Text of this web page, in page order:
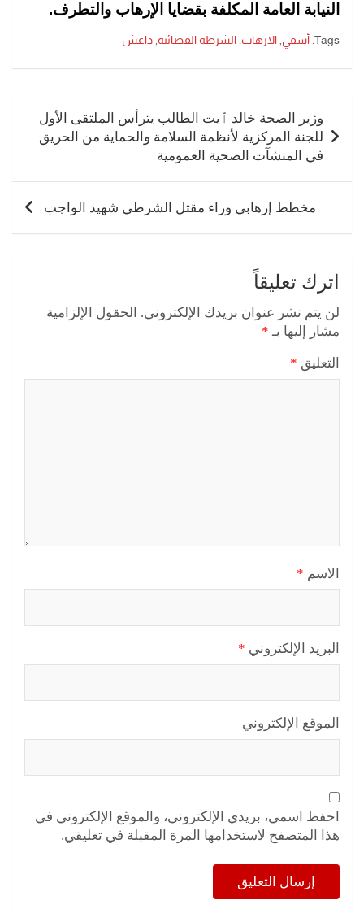
النيابة العامة المكلفة بقضايا الإرهاب والتطرف.
Tags: أسفي, الارهاب, الشرطة القضائية, داعش
المقالاتوزير الصحة خالد ٱيت الطالب يترأس الملتقى الأول
للجنة المركزية لأنظمة السلامة والحماية من الحريق
في المنشآت الصحية العمومية
مخطط إرهابي وراء مقتل الشرطي شهيد الواجب
اترك تعليقاً
لن يتم نشر عنوان بريدك الإلكتروني. الحقول الإلزامية
مشار إليها بـ *
التعليق *
الاسم *
البريد الإلكتروني *
الموقع الإلكتروني
احفظ اسمي، بريدي الإلكتروني، والموقع الإلكتروني في
هذا المتصفح لاستخدامها المرة المقبلة في تعليقي.